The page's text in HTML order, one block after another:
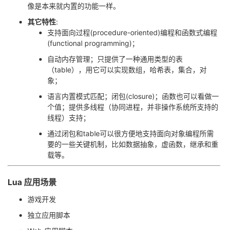
我
Programs
的
我
像是本来就内置的功能一样。
其它特性:
支持面向过程(procedure-oriented)编程和函数式编程
(functional programming)；
自动内存管理；只提供了一种通用类型的表
（table），用它可以实现数组，哈希表，集合，对
象；
语言内置模式匹配；闭包(closure)；函数也可以看做一
个值；提供多线程（协同进程，并非操作系统所支持的
线程）支持；
通过闭包和table可以很方便地支持面向对象编程所需
要的一些关键机制，比如数据抽象，虚函数，继承和重
载等。
Lua 应用场景
游戏开发
独立应用脚本